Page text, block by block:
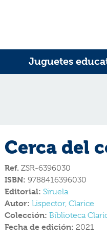
Juguetes
Cerca del
Ref. ZSR-6396030
ISBN: 9788416396030
Editorial: Siruela
Autor: Lispector, Clarice
Colección: Biblioteca
Fecha de edición: 2021